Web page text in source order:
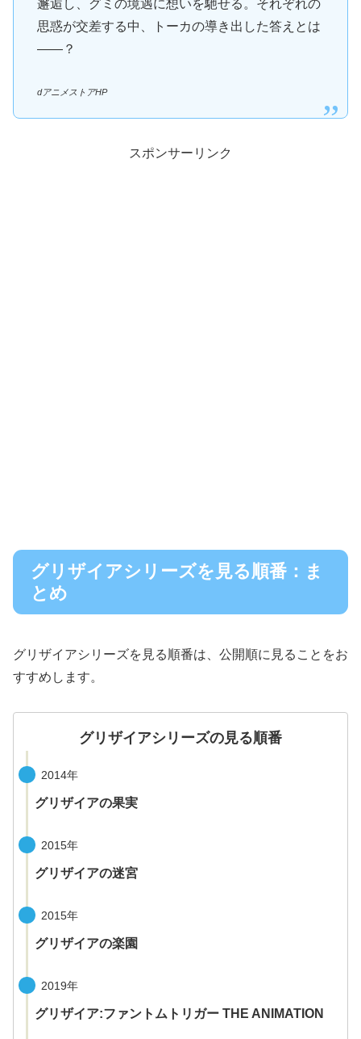
邂逅し、グミの境遇に想いを馳せる。それぞれの
思惑が交差する中、トーカの導き出した答えとは
――？
dアニメストアHP
スポンサーリンク
グリザイアシリーズを見る順番：ま
とめ
グリザイアシリーズを見る順番は、公開順に見ることをお
すすめします。
グリザイアシリーズの見る順番
2014年
グリザイアの果実
2015年
グリザイアの迷宮
2015年
グリザイアの楽園
2019年
グリザイア:ファントムトリガー THE ANIMATION